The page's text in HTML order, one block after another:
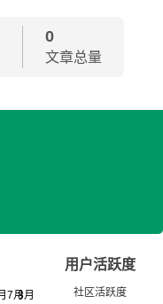
0
文章总量
用户活跃度